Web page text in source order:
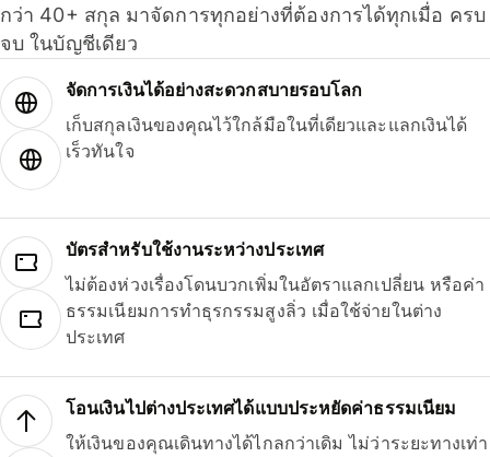
กว่า 40+ สกุล มาจัดการทุกอย่างที่ต้องการได้ทุกเมื่อ ครบ
จบ ในบัญชีเดียว
จัดการเงินได้อย่างสะดวกสบายรอบโลก
เก็บสกุลเงินของคุณไว้ใกล้มือในที่เดียวและแลกเงินได้
เร็วทันใจ
บัตรสำหรับใช้งานระหว่างประเทศ
ไม่ต้องห่วงเรื่องโดนบวกเพิ่มในอัตราแลกเปลี่ยน หรือค่า
ธรรมเนียมการทำธุรกรรมสูงลิ่ว เมื่อใช้จ่ายในต่าง
ประเทศ
โอนเงินไปต่างประเทศได้แบบประหยัดค่าธรรมเนียม
ให้เงินของคุณเดินทางได้ไกลกว่าเดิม ไม่ว่าระยะทางเท่า